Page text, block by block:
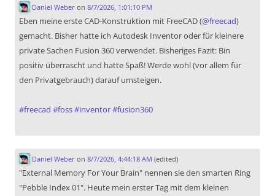
Daniel Weberon 8/7/2026, 1:01:10 PM
Eben meine erste CAD-Konstruktion mit FreeCAD (@freecad)
gemacht. Bisher hatte ich Autodesk Inventor oder für kleinere
private Sachen Fusion 360 verwendet. Bisheriges Fazit: Bin
positiv überrascht und hatte Spaß! Werde wohl (vor allem für
den Privatgebrauch) darauf umsteigen.
#freecad #foss#inventor#fusion360
Daniel Weberon 8/7/2026, 4:44:18 AM (edited)
"External Memory For Your Brain" nennen sie den smarten Ring
"Pebble Index 01". Heute mein erster Tag mit dem kleinen